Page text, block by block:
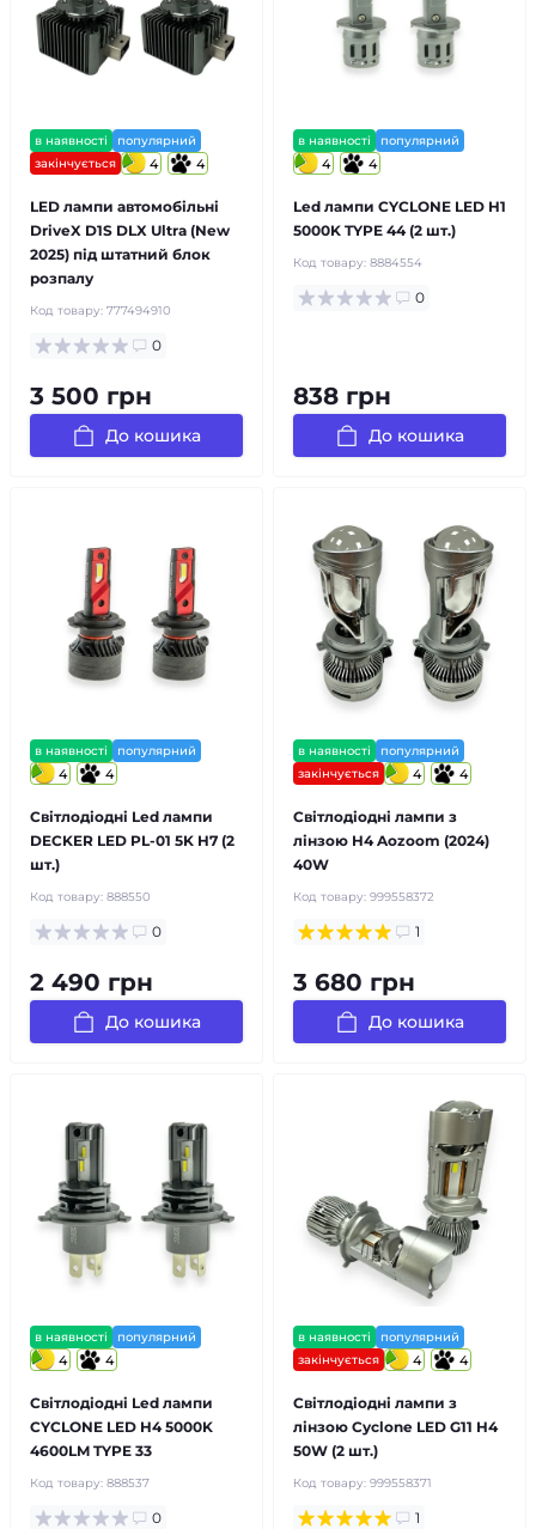
в наявності
популярний
закінчується
4 4
LED лампи автомобільні
DriveX D1S DLX Ultra (New
2025) під штатний блок
розпалу
Код товару: 777494910
0
3 500 грн
До кошика
в наявності популярний
4 4
Led лампи CYCLONE LED H1
5000K TYPE 44 (2 шт.)
Код товару: 8884554
0
838 грн
До кошика
в наявності популярний
4 4
Світлодіодні Led лампи
DECKER LED PL-01 5K H7 (2
шт.)
Код товару: 888550
0
2 490 грн
До кошика
в наявності
популярний
закінчується
4 4
Світлодіодні лампи з
лінзою H4 Aozoom (2024)
40W
Код товару: 999558372
1
3 680 грн
До кошика
в наявності популярний
4 4
Світлодіодні Led лампи
CYCLONE LED H4 5000K
4600LM TYPE 33
Код товару: 888537
0
в наявності
популярний
закінчується
4 4
Світлодіодні лампи з
лінзою Cyclone LED G11 H4
50W (2 шт.)
Код товару: 999558371
1